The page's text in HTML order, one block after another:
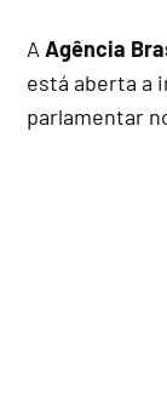
AAgência
está aberta a
parlamentar